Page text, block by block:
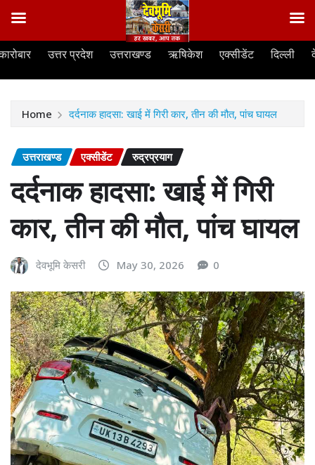
Skip
उत्तर प्रदेश उत्तराखण्ड ऋषिकेश एक्सीडेंट दिल्ली
Home दर्दनाक हादसा: खाई में गिरी कार, तीन की मौत, पांच घायल
उत्तराखण्ड एक्सीडेंट रुद्रप्रयाग
दर्दनाक हादसा: खाई में गिरी
कार, तीन की मौत, पांच घायल
देवभूमि केसरी May 30, 2026 0